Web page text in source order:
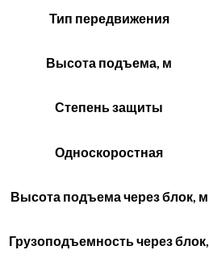
Тип передвижения
Высота подъема, м
Степень защиты
Односкоростная
Высота подъема через блок, м
Грузоподъемность через блок,